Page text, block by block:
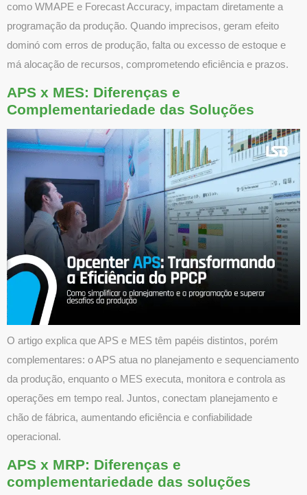
como WMAPE e Forecast Accuracy, impactam diretamente a
programação da produção. Quando imprecisos, geram efeito
dominó com erros de produção, falta ou excesso de estoque e
má alocação de recursos, comprometendo eficiência e prazos.
APS x MES: Diferenças e
Complementariedade das Soluções
O artigo explica que APS e MES têm papéis distintos, porém
complementares: o APS atua no planejamento e sequenciamento
da produção, enquanto o MES executa, monitora e controla as
operações em tempo real. Juntos, conectam planejamento e
chão de fábrica, aumentando eficiência e confiabilidade
operacional.
APS x MRP: Diferenças e
complementariedade das soluções